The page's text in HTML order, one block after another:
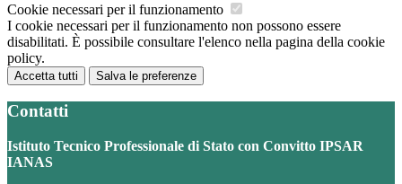
Cookie necessari per il funzionamento
I cookie necessari per il funzionamento non possono essere
disabilitati. È possibile consultare l'elenco nella pagina della cookie
policy.
Accetta tutti Salva le preferenze
Contatti
Istituto Tecnico Professionale di Stato con Convitto IPSAR
IANAS